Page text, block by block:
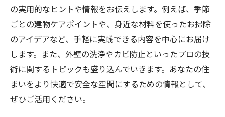
の実用的なヒントや情報をお伝えします。例えば、季節
ごとの建物ケアポイントや、身近な材料を使ったお掃除
のアイデアなど、手軽に実践できる内容を中心にお届け
します。また、外壁の洗浄やカビ防止といったプロの技
術に関するトピックも盛り込んでいきます。あなたの住
まいをより快適で安全な空間にするための情報として、
ぜひご活用ください。